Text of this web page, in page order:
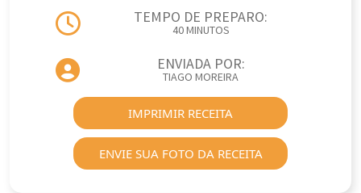
TEMPO DE PREPARO:
40 MINUTOS
ENVIADA POR:
TIAGO MOREIRA
IMPRIMIR RECEITA
ENVIE SUA FOTO DA RECEITA